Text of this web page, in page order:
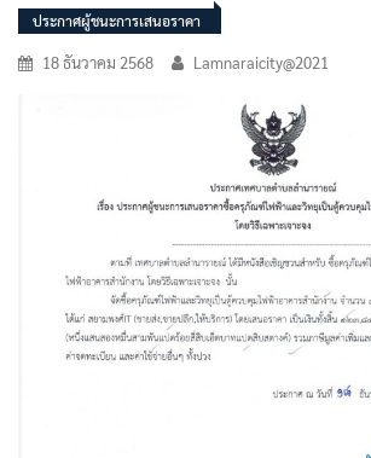
ประกาศผู้ชนะการเสนอราคา
18 ธันวาคม 2568 Lamnaraicity@2021